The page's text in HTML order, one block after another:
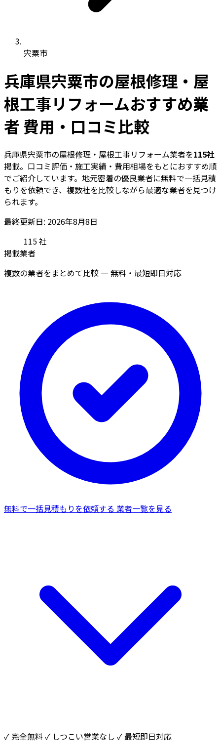
宍粟市
兵庫県宍粟市の屋根修理・屋
根工事リフォームおすすめ業
者 費用・口コミ比較
兵庫県宍粟市の屋根修理・屋根工事リフォーム業者を115社
掲載。口コミ評価・施工実績・費用相場をもとにおすすめ順
でご紹介しています。地元密着の優良業者に無料で一括見積
もりを依頼でき、複数社を比較しながら最適な業者を見つけ
られます。
最終更新日: 2026年8月8日
115社
掲載業者
複数の業者をまとめて比較 — 無料・最短即日対応
無料で一括見積もりを依頼する 業者一覧を見る
✓ 完全無料 ✓ しつこい営業なし ✓ 最短即日対応